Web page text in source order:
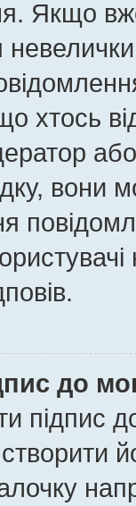
Якщо
хтось
вони
до
підпис